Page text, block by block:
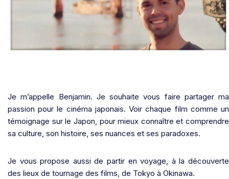
Je m’appelle Benjamin. Je souhaite vous faire partager ma
passion pour le cinéma japonais. Voir chaque film comme un
témoignage sur le Japon, pour mieux connaître et comprendre
sa culture, son histoire, ses nuances et ses paradoxes.
Je vous propose aussi de partir en voyage, à la découverte
des lieux de tournage des films, de Tokyo à Okinawa.